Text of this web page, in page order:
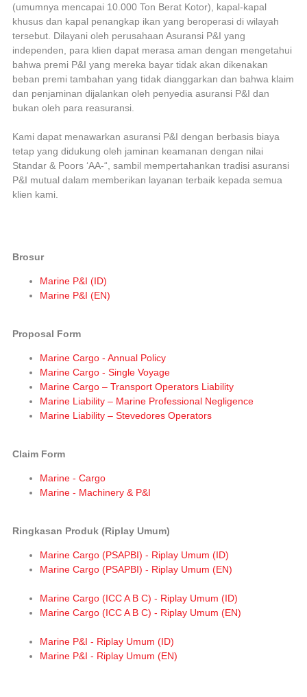
(umumnya mencapai 10.000 Ton Berat Kotor), kapal-kapal
khusus dan kapal penangkap ikan yang beroperasi di wilayah
tersebut. Dilayani oleh perusahaan Asuransi P&I yang
independen, para klien dapat merasa aman dengan mengetahui
bahwa premi P&I yang mereka bayar tidak akan dikenakan
beban premi tambahan yang tidak dianggarkan dan bahwa klaim
dan penjaminan dijalankan oleh penyedia asuransi P&I dan
bukan oleh para reasuransi.
Kami dapat menawarkan asuransi P&I dengan berbasis biaya
tetap yang didukung oleh jaminan keamanan dengan nilai
Standar & Poors ‘AA-“, sambil mempertahankan tradisi asuransi
P&I mutual dalam memberikan layanan terbaik kepada semua
klien kami.
Brosur
Marine P&I (ID)
Marine P&I (EN)
Proposal Form
Marine Cargo - Annual Policy
Marine Cargo - Single Voyage
Marine Cargo – Transport Operators Liability
Marine Liability – Marine Professional Negligence
Marine Liability – Stevedores Operators
Claim Form
Marine - Cargo
Marine - Machinery & P&I
Ringkasan Produk (Riplay Umum)
Marine Cargo (PSAPBI) - Riplay Umum (ID)
Marine Cargo (PSAPBI) - Riplay Umum (EN)
Marine Cargo (ICC A B C) - Riplay Umum (ID)
Marine Cargo (ICC A B C) - Riplay Umum (EN)
Marine P&I - Riplay Umum (ID)
Marine P&I - Riplay Umum (EN)